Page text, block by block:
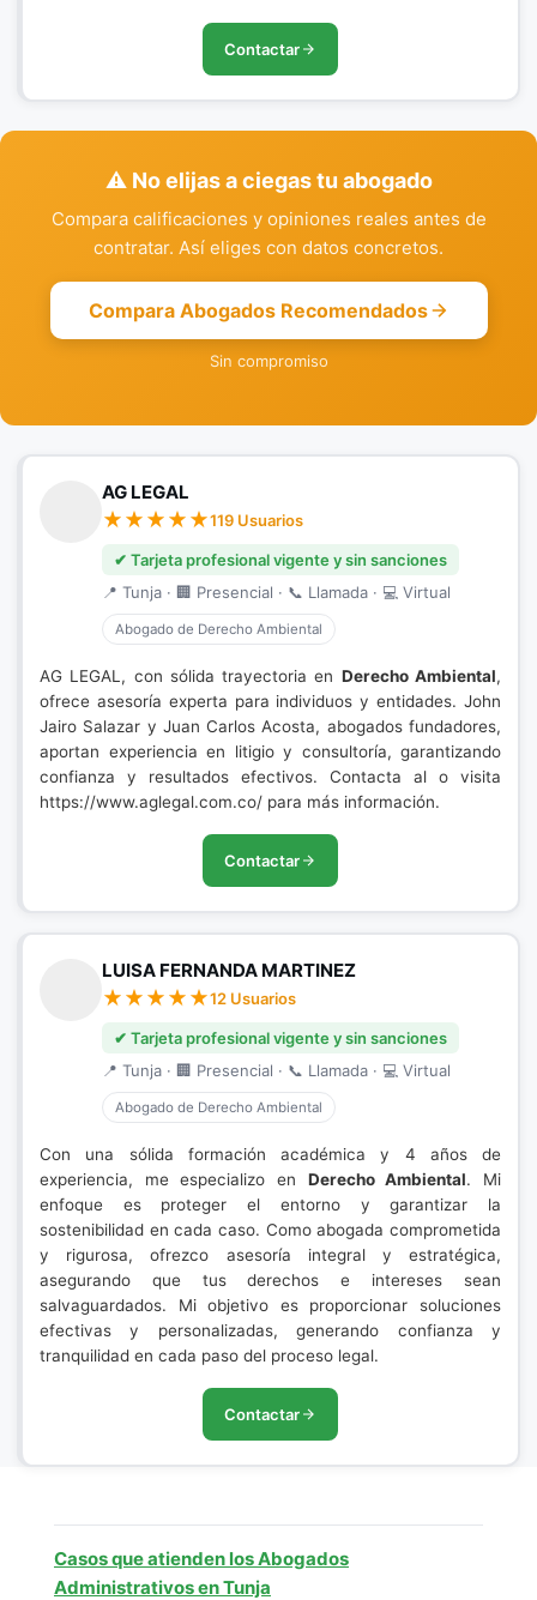
Contactar
⚠️ No elijas a ciegas tu abogado
Compara calificaciones y opiniones reales antes de
contratar. Así eliges con datos concretos.
Compara Abogados Recomendados
Sin compromiso
AG LEGAL
119 Usuarios
✔ Tarjeta profesional vigente y sin sanciones
📍 Tunja · 🏢 Presencial · 📞 Llamada · 💻 Virtual
Abogado de Derecho Ambiental
AG LEGAL, con sólida trayectoria en Derecho Ambiental,
ofrece asesoría experta para individuos y entidades. John
Jairo Salazar y Juan Carlos Acosta, abogados fundadores,
aportan experiencia en litigio y consultoría, garantizando
confianza y resultados efectivos. Contacta al o visita
https://www.aglegal.com.co/ para más información.
Contactar
LUISA FERNANDA MARTINEZ
12 Usuarios
✔ Tarjeta profesional vigente y sin sanciones
📍 Tunja · 🏢 Presencial · 📞 Llamada · 💻 Virtual
Abogado de Derecho Ambiental
Con una sólida formación académica y 4 años de
experiencia, me especializo en Derecho Ambiental. Mi
enfoque es proteger el entorno y garantizar la
sostenibilidad en cada caso. Como abogada comprometida
y rigurosa, ofrezco asesoría integral y estratégica,
asegurando que tus derechos e intereses sean
salvaguardados. Mi objetivo es proporcionar soluciones
efectivas y personalizadas, generando confianza y
tranquilidad en cada paso del proceso legal.
Contactar
Casos que atienden los Abogados
Administrativos en Tunja